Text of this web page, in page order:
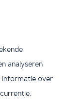
analyseren
informatie over